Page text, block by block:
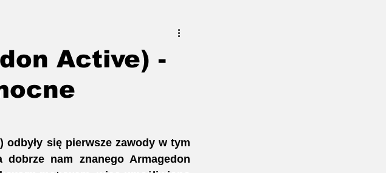
Publicystyka
Active) -
odbyły się pierwsze zawody w tym
nam znanego Armagedon